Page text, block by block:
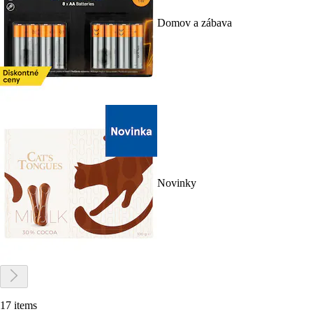
Domov a zábava
Novinky
17 items